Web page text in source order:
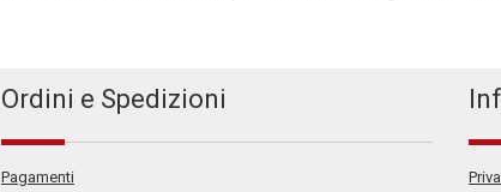
Ordini e Spedizioni
Pagamenti